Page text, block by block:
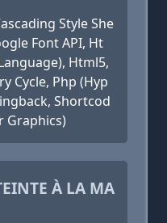
Style She
Font API, Ht
Html5,
Cycle, Php (Hyp
Shortcod
Graphics)
À LA MA